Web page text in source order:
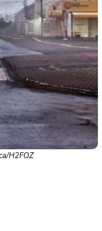
H2FOZ